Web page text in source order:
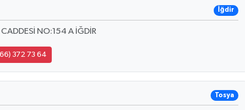
İğdir
NO:154 A İĞDİR
372 73 64
Tosya